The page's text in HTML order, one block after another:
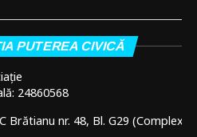
PUTEREA CIVICĂ
24860568
Brătianu nr. 48, Bl. G29 (Complex